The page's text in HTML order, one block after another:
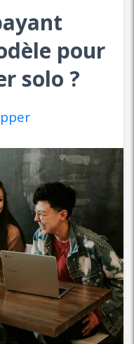
pour
solo ?